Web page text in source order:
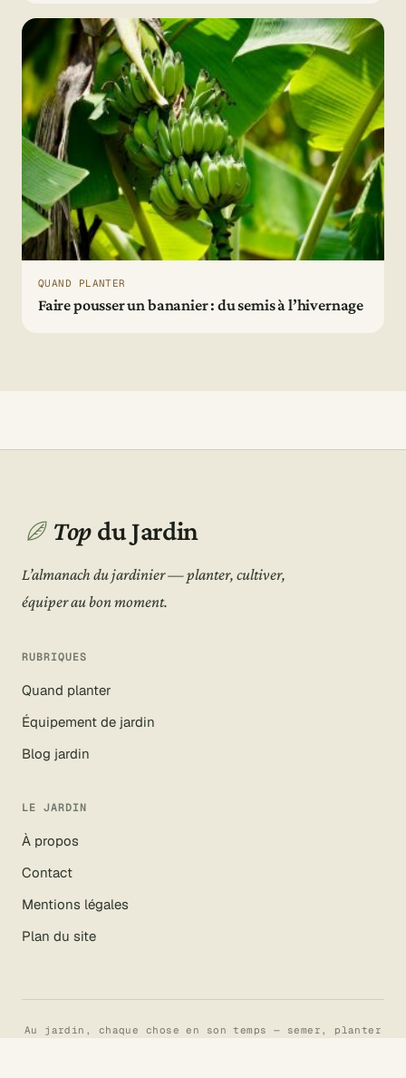
QUAND PLANTER
Faire pousser un bananier : du semis à l’hivernage
Top du Jardin
L’almanach du jardinier — planter, cultiver,
équiper au bon moment.
RUBRIQUES
Quand planter
Équipement de jardin
Blog jardin
LE JARDIN
À propos
Contact
Mentions légales
Plan du site
Au jardin, chaque chose en son temps — semer, planter